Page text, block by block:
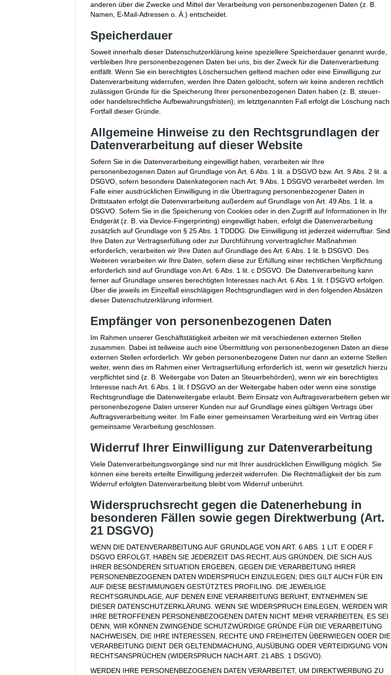
anderen über die Zwecke und Mittel der Verarbeitung von personenbezogenen Daten (z. B.
Namen, E-Mail-Adressen o. Ä.) entscheidet.
Speicherdauer
Soweit innerhalb dieser Datenschutzerklärung keine speziellere Speicherdauer genannt wurde,
verbleiben Ihre personenbezogenen Daten bei uns, bis der Zweck für die Datenverarbeitung
entfällt. Wenn Sie ein berechtigtes Löschersuchen geltend machen oder eine Einwilligung zur
Datenverarbeitung widerrufen, werden Ihre Daten gelöscht, sofern wir keine anderen rechtlich
zulässigen Gründe für die Speicherung Ihrer personenbezogenen Daten haben (z. B. steuer-
oder handelsrechtliche Aufbewahrungsfristen); im letztgenannten Fall erfolgt die Löschung nach
Fortfall dieser Gründe.
Allgemeine Hinweise zu den Rechtsgrundlagen der
Datenverarbeitung auf dieser Website
Sofern Sie in die Datenverarbeitung eingewilligt haben, verarbeiten wir Ihre
personenbezogenen Daten auf Grundlage von Art. 6 Abs. 1 lit. a DSGVO bzw. Art. 9 Abs. 2 lit. a
DSGVO, sofern besondere Datenkategorien nach Art. 9 Abs. 1 DSGVO verarbeitet werden. Im
Falle einer ausdrücklichen Einwilligung in die Übertragung personenbezogener Daten in
Drittstaaten erfolgt die Datenverarbeitung außerdem auf Grundlage von Art. 49 Abs. 1 lit. a
DSGVO. Sofern Sie in die Speicherung von Cookies oder in den Zugriff auf Informationen in Ihr
Endgerät (z. B. via Device-Fingerprinting) eingewilligt haben, erfolgt die Datenverarbeitung
zusätzlich auf Grundlage von § 25 Abs. 1 TDDDG. Die Einwilligung ist jederzeit widerrufbar. Sind
Ihre Daten zur Vertragserfüllung oder zur Durchführung vorvertraglicher Maßnahmen
erforderlich, verarbeiten wir Ihre Daten auf Grundlage des Art. 6 Abs. 1 lit. b DSGVO. Des
Weiteren verarbeiten wir Ihre Daten, sofern diese zur Erfüllung einer rechtlichen Verpflichtung
erforderlich sind auf Grundlage von Art. 6 Abs. 1 lit. c DSGVO. Die Datenverarbeitung kann
ferner auf Grundlage unseres berechtigten Interesses nach Art. 6 Abs. 1 lit. f DSGVO erfolgen.
Über die jeweils im Einzelfall einschlägigen Rechtsgrundlagen wird in den folgenden Absätzen
dieser Datenschutzerklärung informiert.
Empfänger von personenbezogenen Daten
Im Rahmen unserer Geschäftstätigkeit arbeiten wir mit verschiedenen externen Stellen
zusammen. Dabei ist teilweise auch eine Übermittlung von personenbezogenen Daten an diese
externen Stellen erforderlich. Wir geben personenbezogene Daten nur dann an externe Stellen
weiter, wenn dies im Rahmen einer Vertragserfüllung erforderlich ist, wenn wir gesetzlich hierzu
verpflichtet sind (z. B. Weitergabe von Daten an Steuerbehörden), wenn wir ein berechtigtes
Interesse nach Art. 6 Abs. 1 lit. f DSGVO an der Weitergabe haben oder wenn eine sonstige
Rechtsgrundlage die Datenweitergabe erlaubt. Beim Einsatz von Auftragsverarbeitern geben wir
personenbezogene Daten unserer Kunden nur auf Grundlage eines gültigen Vertrags über
Auftragsverarbeitung weiter. Im Falle einer gemeinsamen Verarbeitung wird ein Vertrag über
gemeinsame Verarbeitung geschlossen.
Widerruf Ihrer Einwilligung zur Datenverarbeitung
Viele Datenverarbeitungsvorgänge sind nur mit Ihrer ausdrücklichen Einwilligung möglich. Sie
können eine bereits erteilte Einwilligung jederzeit widerrufen. Die Rechtmäßigkeit der bis zum
Widerruf erfolgten Datenverarbeitung bleibt vom Widerruf unberührt.
Widerspruchsrecht gegen die Datenerhebung in
besonderen Fällen sowie gegen Direktwerbung (Art.
21 DSGVO)
WENN DIE DATENVERARBEITUNG AUF GRUNDLAGE VON ART. 6 ABS. 1 LIT. E ODER F
DSGVO ERFOLGT, HABEN SIE JEDERZEIT DAS RECHT, AUS GRÜNDEN, DIE SICH AUS
IHRER BESONDEREN SITUATION ERGEBEN, GEGEN DIE VERARBEITUNG IHRER
PERSONENBEZOGENEN DATEN WIDERSPRUCH EINZULEGEN; DIES GILT AUCH FÜR EIN
AUF DIESE BESTIMMUNGEN GESTÜTZTES PROFILING. DIE JEWEILIGE
RECHTSGRUNDLAGE, AUF DENEN EINE VERARBEITUNG BERUHT, ENTNEHMEN SIE
DIESER DATENSCHUTZERKLÄRUNG. WENN SIE WIDERSPRUCH EINLEGEN, WERDEN WIR
IHRE BETROFFENEN PERSONENBEZOGENEN DATEN NICHT MEHR VERARBEITEN, ES SEI
DENN, WIR KÖNNEN ZWINGENDE SCHUTZWÜRDIGE GRÜNDE FÜR DIE VERARBEITUNG
NACHWEISEN, DIE IHRE INTERESSEN, RECHTE UND FREIHEITEN ÜBERWIEGEN ODER DIE
VERARBEITUNG DIENT DER GELTENDMACHUNG, AUSÜBUNG ODER VERTEIDIGUNG VON
RECHTSANSPRÜCHEN (WIDERSPRUCH NACH ART. 21 ABS. 1 DSGVO).
WERDEN IHRE PERSONENBEZOGENEN DATEN VERARBEITET, UM DIREKTWERBUNG ZU